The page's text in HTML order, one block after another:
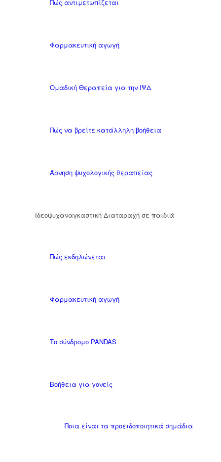
Πώς αντιμετωπίζεται
Φαρμακευτική αγωγή
Ομαδική Θεραπεία για την ΙΨΔ
Πώς να βρείτε κατάλληλη βοήθεια
Άρνηση ψυχολογικής θεραπείας
Ιδεοψυχαναγκαστική Διαταραχή σε παιδιά
Πώς εκδηλώνεται
Φαρμακευτική αγωγή
Το σύνδρομο PANDAS
Βοήθεια για γονείς
Ποια είναι τα προειδοποιητικά σημάδια